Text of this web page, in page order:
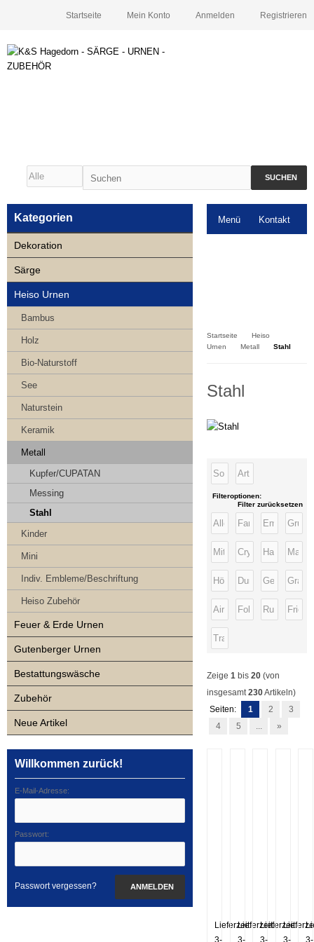
Registrieren
Anmelden
Mein Konto
Startseite
SUCHEN
Menü Kontakt
Startseite
Heiso
Urnen
Metall Stahl
Stahl
Filteroptionen:
Filter zurücksetzen
Zeige 1 bis 20 (von
insgesamt230Artikeln)
Seiten:
1 2
3
4
5 ... »
Lieferzeit:
3-
Lieferzeit:
3-
Lieferzeit:
3-
3-
3-
Kategorien
Dekoration
Särge
Heiso Urnen
Bambus
Holz
Bio-Naturstoff
See
Naturstein
Keramik
Metall
Kupfer/CUPATAN
Messing
Stahl
Kinder
Mini
Indiv. Embleme/Beschriftung
Heiso Zubehör
Feuer & Erde Urnen
Gutenberger Urnen
Bestattungswäsche
Zubehör
Neue Artikel
Willkommen zurück!
E-Mail-Adresse:
Passwort:
Passwort vergessen? ANMELDEN